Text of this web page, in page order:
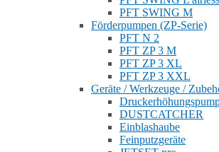
PFT SWING M
Förderpumpen (ZP-Serie)
PFT N 2
PFT ZP 3 M
PFT ZP 3 XL
PFT ZP 3 XXL
Geräte / Werkzeuge /
DUSTCATCHER
Einblashaube
Feinputzgeräte